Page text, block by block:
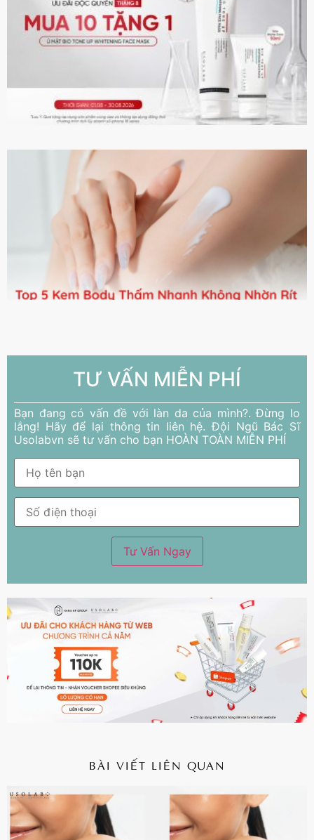
TƯ VẤN MIỄN PHÍ
Bạn đang có vấn đề với làn da của mình?. Đừng lo
lắng! Hãy để lại thông tin liên hệ. Đội Ngũ Bác Sĩ
Usolabvn sẽ tư vấn cho bạn HOÀN TOÀN MIỄN PHÍ
BÀI VIẾT LIÊN QUAN